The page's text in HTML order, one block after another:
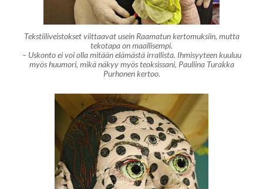
Tekstiiliveistokset viittaavat usein Raamatun kertomuksiin, mutta
tekotapa on maallisempi.
– Uskonto ei voi olla mitään elämästä irrallista. Ihmisyyteen kuuluu
myös huumori, mikä näkyy myös teoksissani, Pauliina Turakka
Purhonen kertoo.